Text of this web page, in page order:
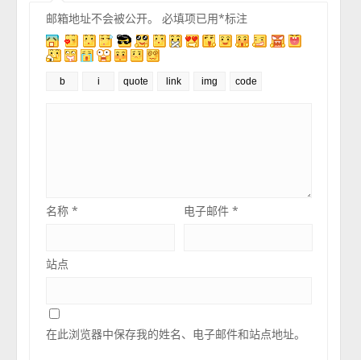
邮箱地址不会被公开。 必填项已用*标注
名称* 电子邮件*
站点
在此浏览器中保存我的姓名、电子邮件和站点地址。